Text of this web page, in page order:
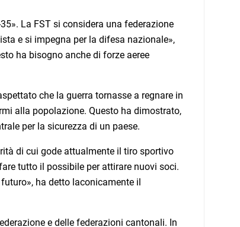
La FST si considera una federazione
e si impegna per la difesa nazionale»,
ha bisogno anche di forze aeree
che la guerra tornasse a regnare in
alla popolazione. Questo ha dimostrato,
per la sicurezza di un paese.
di cui gode attualmente il tiro sportivo
tutto il possibile per attirare nuovi soci.
ha detto laconicamente il
e delle federazioni cantonali. In